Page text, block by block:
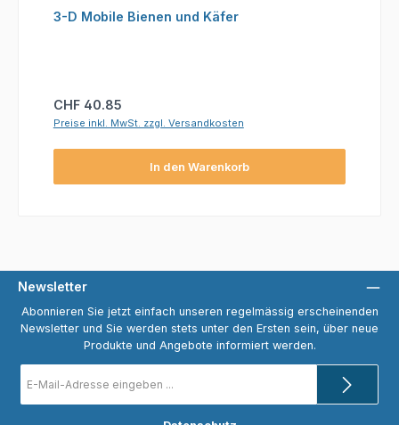
3-D Mobile Bienen und Käfer
Regulärer Preis:
CHF 40.85
Preise inkl. MwSt. zzgl. Versandkosten
In den Warenkorb
Newsletter
Abonnieren Sie jetzt einfach unseren regelmässig erscheinenden
Newsletter und Sie werden stets unter den Ersten sein, über neue
Produkte und Angebote informiert werden.
Mail-